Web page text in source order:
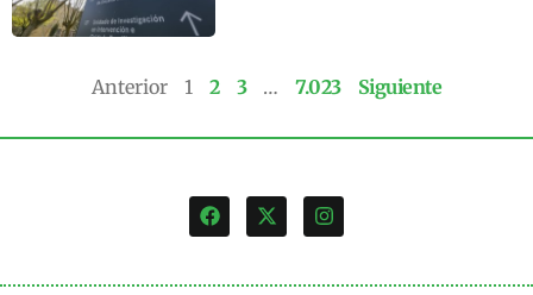
Anterior 1 2 3 … 7.023 Siguiente